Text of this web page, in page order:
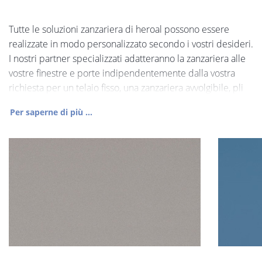
Tutte le soluzioni zanzariera di heroal possono essere
realizzate in modo personalizzato secondo i vostri desideri.
I nostri partner specializzati adatteranno la zanzariera alle
vostre finestre e porte indipendentemente dalla vostra
richiesta per un telaio fisso, una zanzariera avvolgibile, pli
Per saperne di più ...